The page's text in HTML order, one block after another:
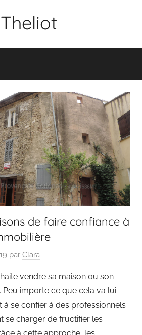
Theliot
de faire confiance à
par Clara
vendre sa maison ou son
Peu importe ce que cela va lui
à se confier à des professionnels
se charger de fructifier les
à cette approche, les